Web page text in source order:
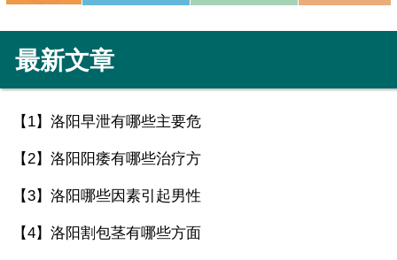
最新文章
【1】 洛阳早泄有哪些主要危
【2】 洛阳阳痿有哪些治疗方
【3】 洛阳哪些因素引起男性
【4】 洛阳割包茎有哪些方面